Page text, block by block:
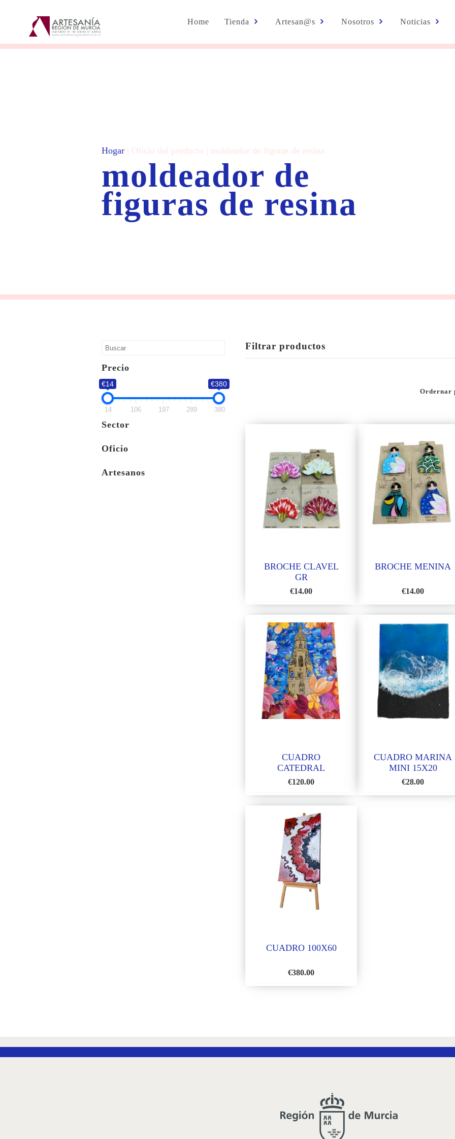
Home Tienda Artesan@s Nosotros Noticias
Hogar | Oficio del producto | moldeador de figuras de resina
moldeador de
figuras de resina
Filtrar productos
Ordernar
BROCHE CLAVEL
GR
€14.00
A
LA
LISTA
DE
DESEOS
BROCHE MENINA
€14.00
A
LA
DE
CUADRO
CATEDRAL
€120.00
A
CUADRO MARINA
MINI 15X20
€28.00
CUADRO 100X60
€380.00
DESEOS
Precio
€14 €380
14 106 197 289 380
Sector
Oficio
Artesanos